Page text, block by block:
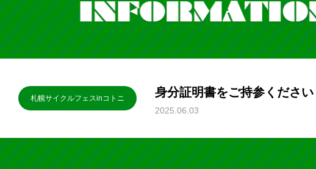
札幌サイクルフェスinコトニ 身分証明書をご持参ください
2025.06.03